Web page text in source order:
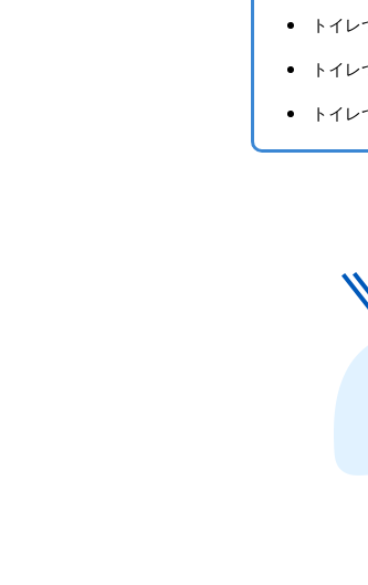
トイ
トイ
トイ